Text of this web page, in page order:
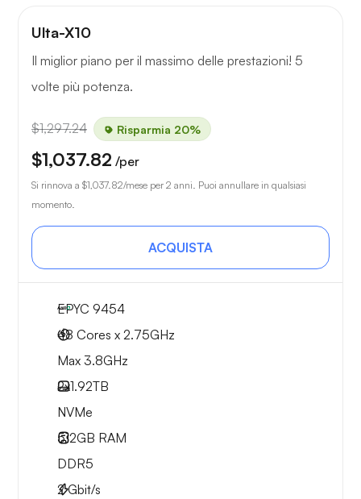
Ulta-X10
Il miglior piano per il massimo delle prestazioni! 5
volte più potenza.
$1,297.24 Risparmia 20%
$1,037.82 /per
Si rinnova a $1,037.82/mese per 2 anni. Puoi annullare in qualsiasi
momento.
ACQUISTA
EPYC 9454
48 Cores x 2.75GHz
Max 3.8GHz
2x1.92TB
NVMe
512GB RAM
DDR5
2Gbit/s